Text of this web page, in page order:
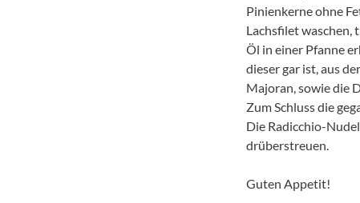
Pinienkerne ohne
Lachsfilet waschen,
Öl in einer Pfanne
dieser gar ist, aus
Majoran, sowie die
Zum Schluss die
Die Radicchio-
drüberstreuen.
Guten Appetit!